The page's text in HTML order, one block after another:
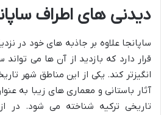
دیدنی های اطراف
ساپانجا علاوه بر جاذبه های خود در
قرار دارد که بازدید از آن ها می
انگیزتر کند. یکی از این مناطق شهر
آثار باستانی و معماری های زیبا به
تاریخی ترکیه شناخته می شود. در